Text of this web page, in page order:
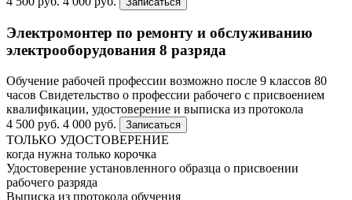
Электромонтер по ремонту и обслуживанию
электрооборудования 8 разряда
Обучение рабочей профессии возможно после 9 классов 80
часов Свидетельство о профессии рабочего с присвоением
квалификации, удостоверение и выписка из протокола
4 500 руб. 4 000 руб. Записаться
ТОЛЬКО УДОСТОВЕРЕНИЕ
когда нужна только корочка
Удостоверение установленного образца о присвоении
рабочего разряда
Выписка из протокола обучения